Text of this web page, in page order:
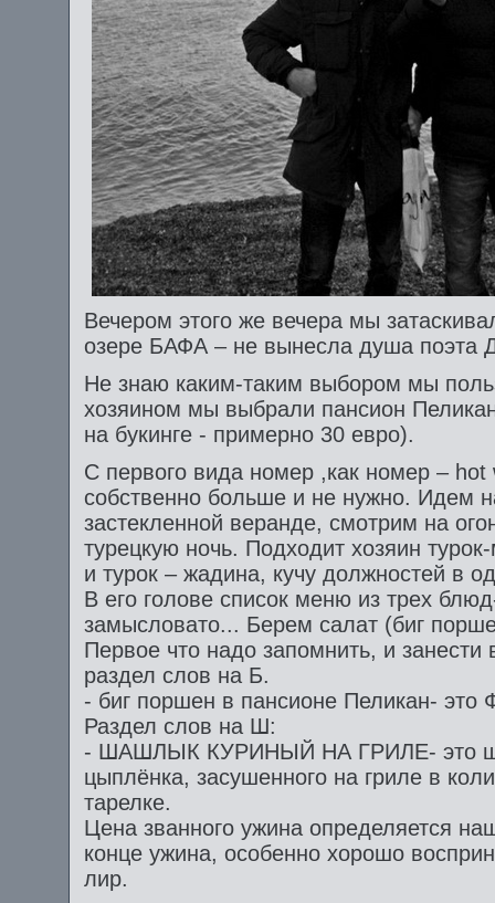
Вечером этого же вечера мы
озере БАФА – не вынесла душа поэта
Не знаю каким-таким выбором мы
хозяином мы выбрали пансион
на букинге - примерно 30 евро).
С первого вида номер ,как номер – hot
собственно больше и не нужно. Идем
застекленной веранде, смотрим на
турецкую ночь. Подходит хозяин
и турок – жадина, кучу должностей в
В его голове список меню из трех
замысловато... Берем салат (биг
Первое что надо запомнить, и
раздел слов на Б.
- биг поршен в пансионе Пеликан-
Раздел слов на Ш:
- ШАШЛЫК КУРИНЫЙ НА ГРИЛЕ- это
цыплёнка, засушенного на гриле в
тарелке.
Цена званного ужина определяется
конце ужина, особенно хорошо
лир.